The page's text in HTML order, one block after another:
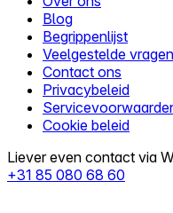
Blog
Begrippenlijst
Veelgestelde vragen
Contact ons
Privacybeleid
Cookie beleid
Liever even contact via
+31 85 080 68 60